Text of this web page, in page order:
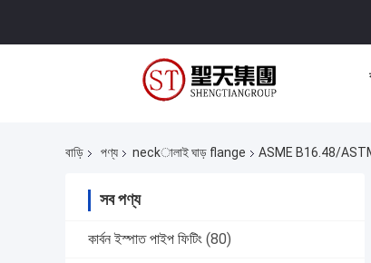
বাড়ি পণ্য neckালাই ঘাড় flange ASME B16.48/ASTM
সব পণ্য
কার্বন ইস্পাত পাইপ ফিটিং (80)